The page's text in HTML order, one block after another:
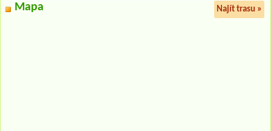
Mapa Najít trasu »